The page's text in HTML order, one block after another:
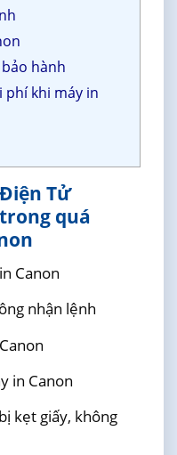
hành
phí khi máy in
Tử
quá
Canon
nhận lệnh
in Canon
kẹt giấy, không